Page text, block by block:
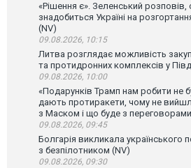
«Рішення є». Зеленський розповів,
знадобиться Україні на
(NV)
09.08.2026, 10:15
Литва розглядає можливість
та протидронних комплексів у
09.08.2026, 10:00
«Подарунків Трамп нам робити не
дають протиракети, чому не
з Маском і що буде з
09.08.2026, 09:45
Болгарія викликала українського
з безпілотником (NV)
09.08.2026, 09:30